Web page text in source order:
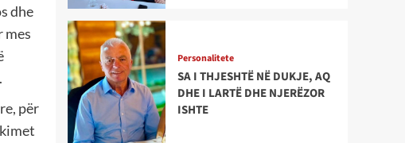
dhe
mes
për
Personalitete
SA I THJESHTË NË DUKJE, AQ
DHE I LARTË DHE NJERËZOR
ISHTE